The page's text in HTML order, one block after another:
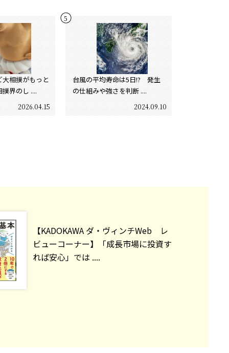
相撲がもっと
界のし ....
2026.04.15
台風の平均寿命は5日!? 発生
の仕組みや強さを判断 ....
2024.09.10
【KADOKAWA ダ・ヴィンチWeb レ
ビューコーナー】「成長市場に投資す
れば安心」では ....